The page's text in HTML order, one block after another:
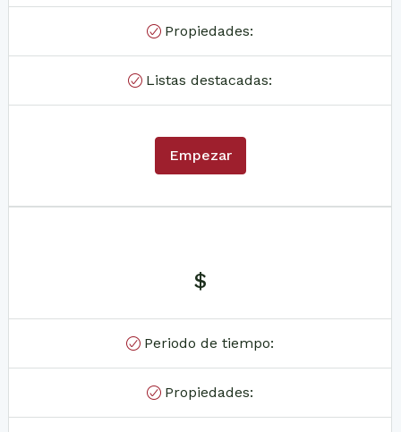
Propiedades:
Listas destacadas:
Empezar
$
Periodo de tiempo:
Propiedades: